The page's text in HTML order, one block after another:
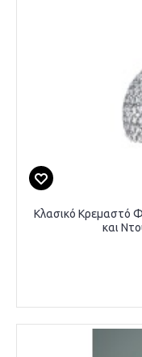
Κλασικό Κρεμαστό
και